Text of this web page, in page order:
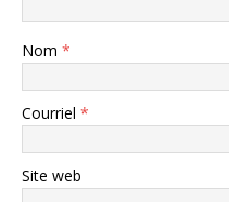
Nom *
Courriel *
Site web